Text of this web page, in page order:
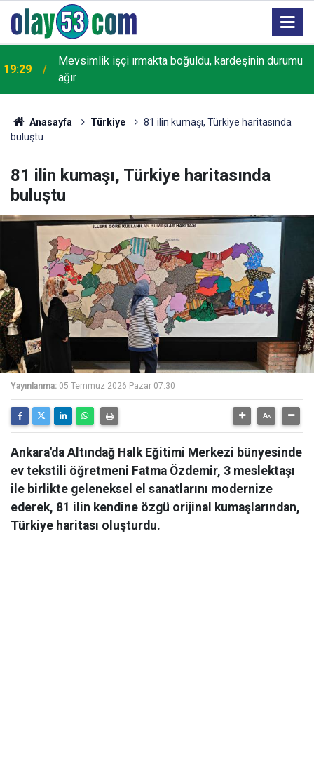
18:22 Rize'de "Yaşayan Miras Şöleni" başladı
Anasayfa Türkiye
81 ilin kumaşı, Türkiye haritasında
buluştu
81 ilin kumaşı, Türkiye haritasında
buluştu
Yayınlanma: 05 Temmuz 2026 Pazar 07:30
Ankara'da Altındağ Halk Eğitimi Merkezi bünyesinde
ev tekstili öğretmeni Fatma Özdemir, 3 meslektaşı
ile birlikte geleneksel el sanatlarını modernize
ederek, 81 ilin kendine özgü orijinal kumaşlarından,
Türkiye haritası oluşturdu.